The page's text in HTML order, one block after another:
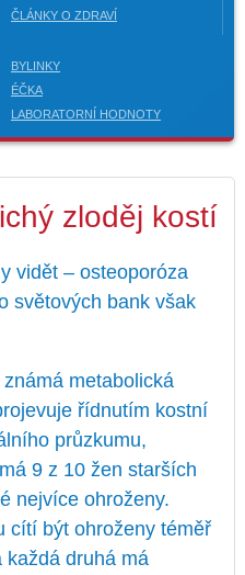
ČLÁNKY O ZDRAVÍ
BYLINKY
ÉČKA
LABORATORNÍ HODNOTY
zloděj kostí
vidět – osteoporóza
světových bank však
metabolická
řídnutím kostní
průzkumu,
9 z 10 žen starších
nejvíce ohroženy.
cítí být ohroženy téměř
každá druhá má